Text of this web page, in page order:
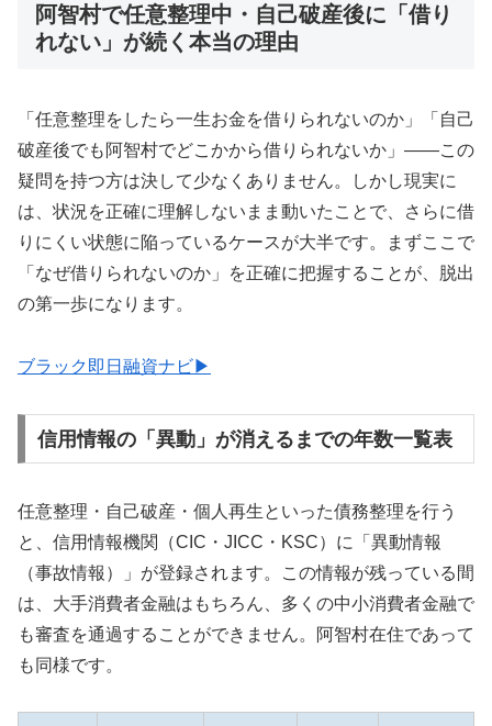
阿智村で任意整理中・自己破産後に「借り
れない」が続く本当の理由
「任意整理をしたら一生お金を借りられないのか」「自己
破産後でも阿智村でどこかから借りられないか」——この
疑問を持つ方は決して少なくありません。しかし現実に
は、状況を正確に理解しないまま動いたことで、さらに借
りにくい状態に陥っているケースが大半です。まずここで
「なぜ借りられないのか」を正確に把握することが、脱出
の第一歩になります。
ブラック即日融資ナビ▶
信用情報の「異動」が消えるまでの年数一覧表
任意整理・自己破産・個人再生といった債務整理を行う
と、信用情報機関（CIC・JICC・KSC）に「異動情報
（事故情報）」が登録されます。この情報が残っている間
は、大手消費者金融はもちろん、多くの中小消費者金融で
も審査を通過することができません。阿智村在住であって
も同様です。